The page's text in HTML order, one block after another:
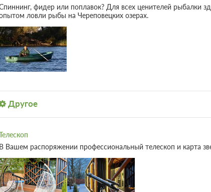
фидер или поплавок? Для всех ценителей рыбалки
ловли рыбы на Череповецких озерах.
Другое
Вашем распоряжении профессиональный телескоп и карта